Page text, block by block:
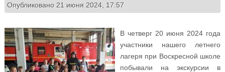
Опубликовано 21 июня 2024, 17:57
В четверг 20 июня 2024 года
участники нашего летнего
лагеря при Воскресной школе
побывали на экскурсии в